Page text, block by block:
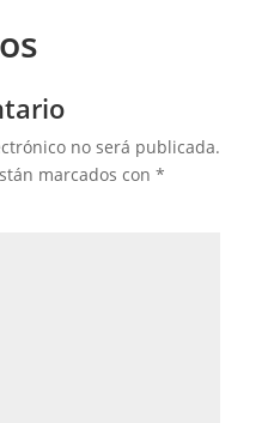
no será publicada.
marcados con *